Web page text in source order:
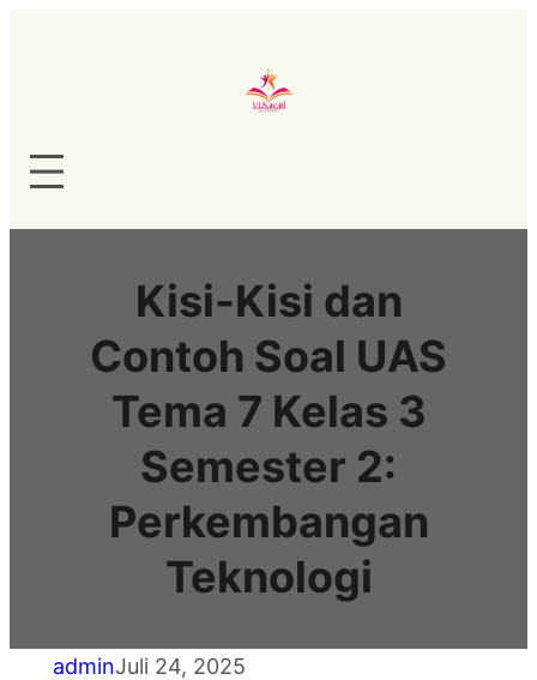
Kisi-Kisi dan
Contoh Soal UAS
Tema 7 Kelas 3
Semester 2:
Perkembangan
Teknologi
adminJuli 24, 2025